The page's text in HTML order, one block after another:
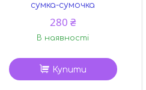
сумка-сумочка
280 ₴
В наявності
Купити